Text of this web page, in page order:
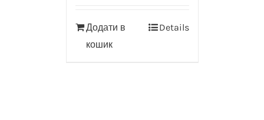
Додати в
кошик
Details